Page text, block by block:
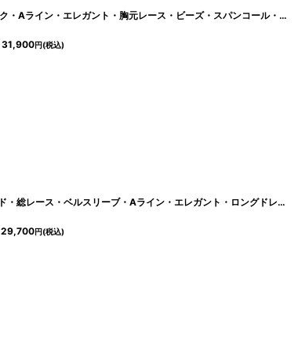
[ lk-s36111 ] [ERUKEI/SETTAN]ワインレッド・ホワイト・Ｖネック・Aライン・エレガント・胸元レース・ビーズ・スパンコール・ロングドレス[送料無料]
31,900円(税込)
] [ERUKEI] ホワイト・ワインレッド・ネイビー・レッド・総レース・ベルスリーブ・Aライン・エレガント・ロングドレス[山崎みどり着用][送料無料]mywh
29,700円(税込)